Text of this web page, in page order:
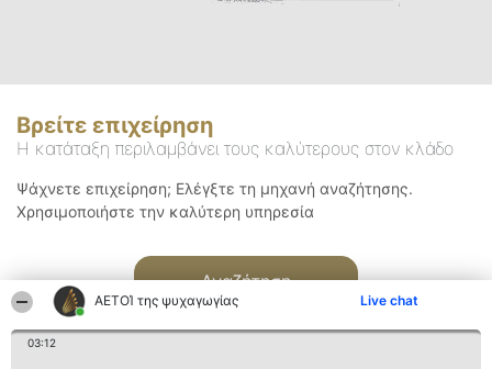
ΑΕΤΟΊ της ψυχαγωγίας Live chat
03:12
Βρείτε επιχείρηση
Η κατάταξη περιλαμβάνει τους καλύτερους στον κλάδο
Ψάχνετε επιχείρηση; Ελέγξτε τη μηχανή αναζήτησης.
Χρησιμοποιήστε την καλύτερη υπηρεσία
Αναζήτηση